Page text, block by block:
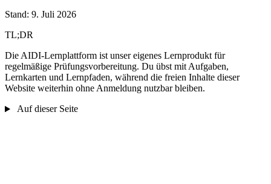
Stand: 9. Juli 2026
TL;DR
Die AIDI-Lernplattform ist unser eigenes Lernprodukt für
regelmäßige Prüfungsvorbereitung. Du übst mit Aufgaben,
Lernkarten und Lernpfaden, während die freien Inhalte dieser
Website weiterhin ohne Anmeldung nutzbar bleiben.
Auf dieser Seite